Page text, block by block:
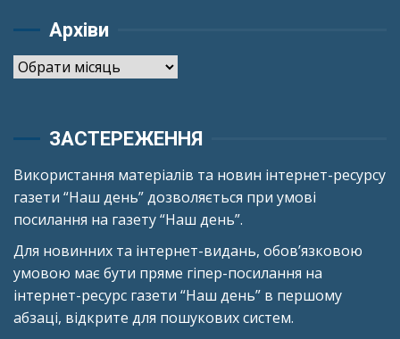
Архіви
Архіви
ЗАСТЕРЕЖЕННЯ
Використання матеріалів та новин інтернет-ресурсу
газети “Наш день” дозволяється при умові
посилання на газету “Наш день”.
Для новинних та інтернет-видань, обов’язковою
умовою має бути пряме гіпер-посилання на
інтернет-ресурс газети “Наш день” в першому
абзаці, відкрите для пошукових систем.